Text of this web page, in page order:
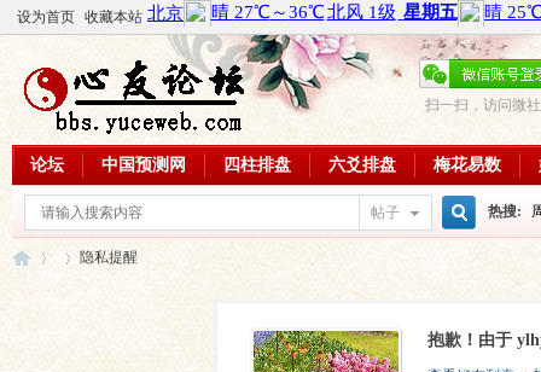
设为首页 收藏本站
扫一扫，访问微
论坛 中国预测网 四柱排盘 六爻排盘 梅花易数
帖子
索
热搜:
周易教
›
隐私提醒
抱歉！由于